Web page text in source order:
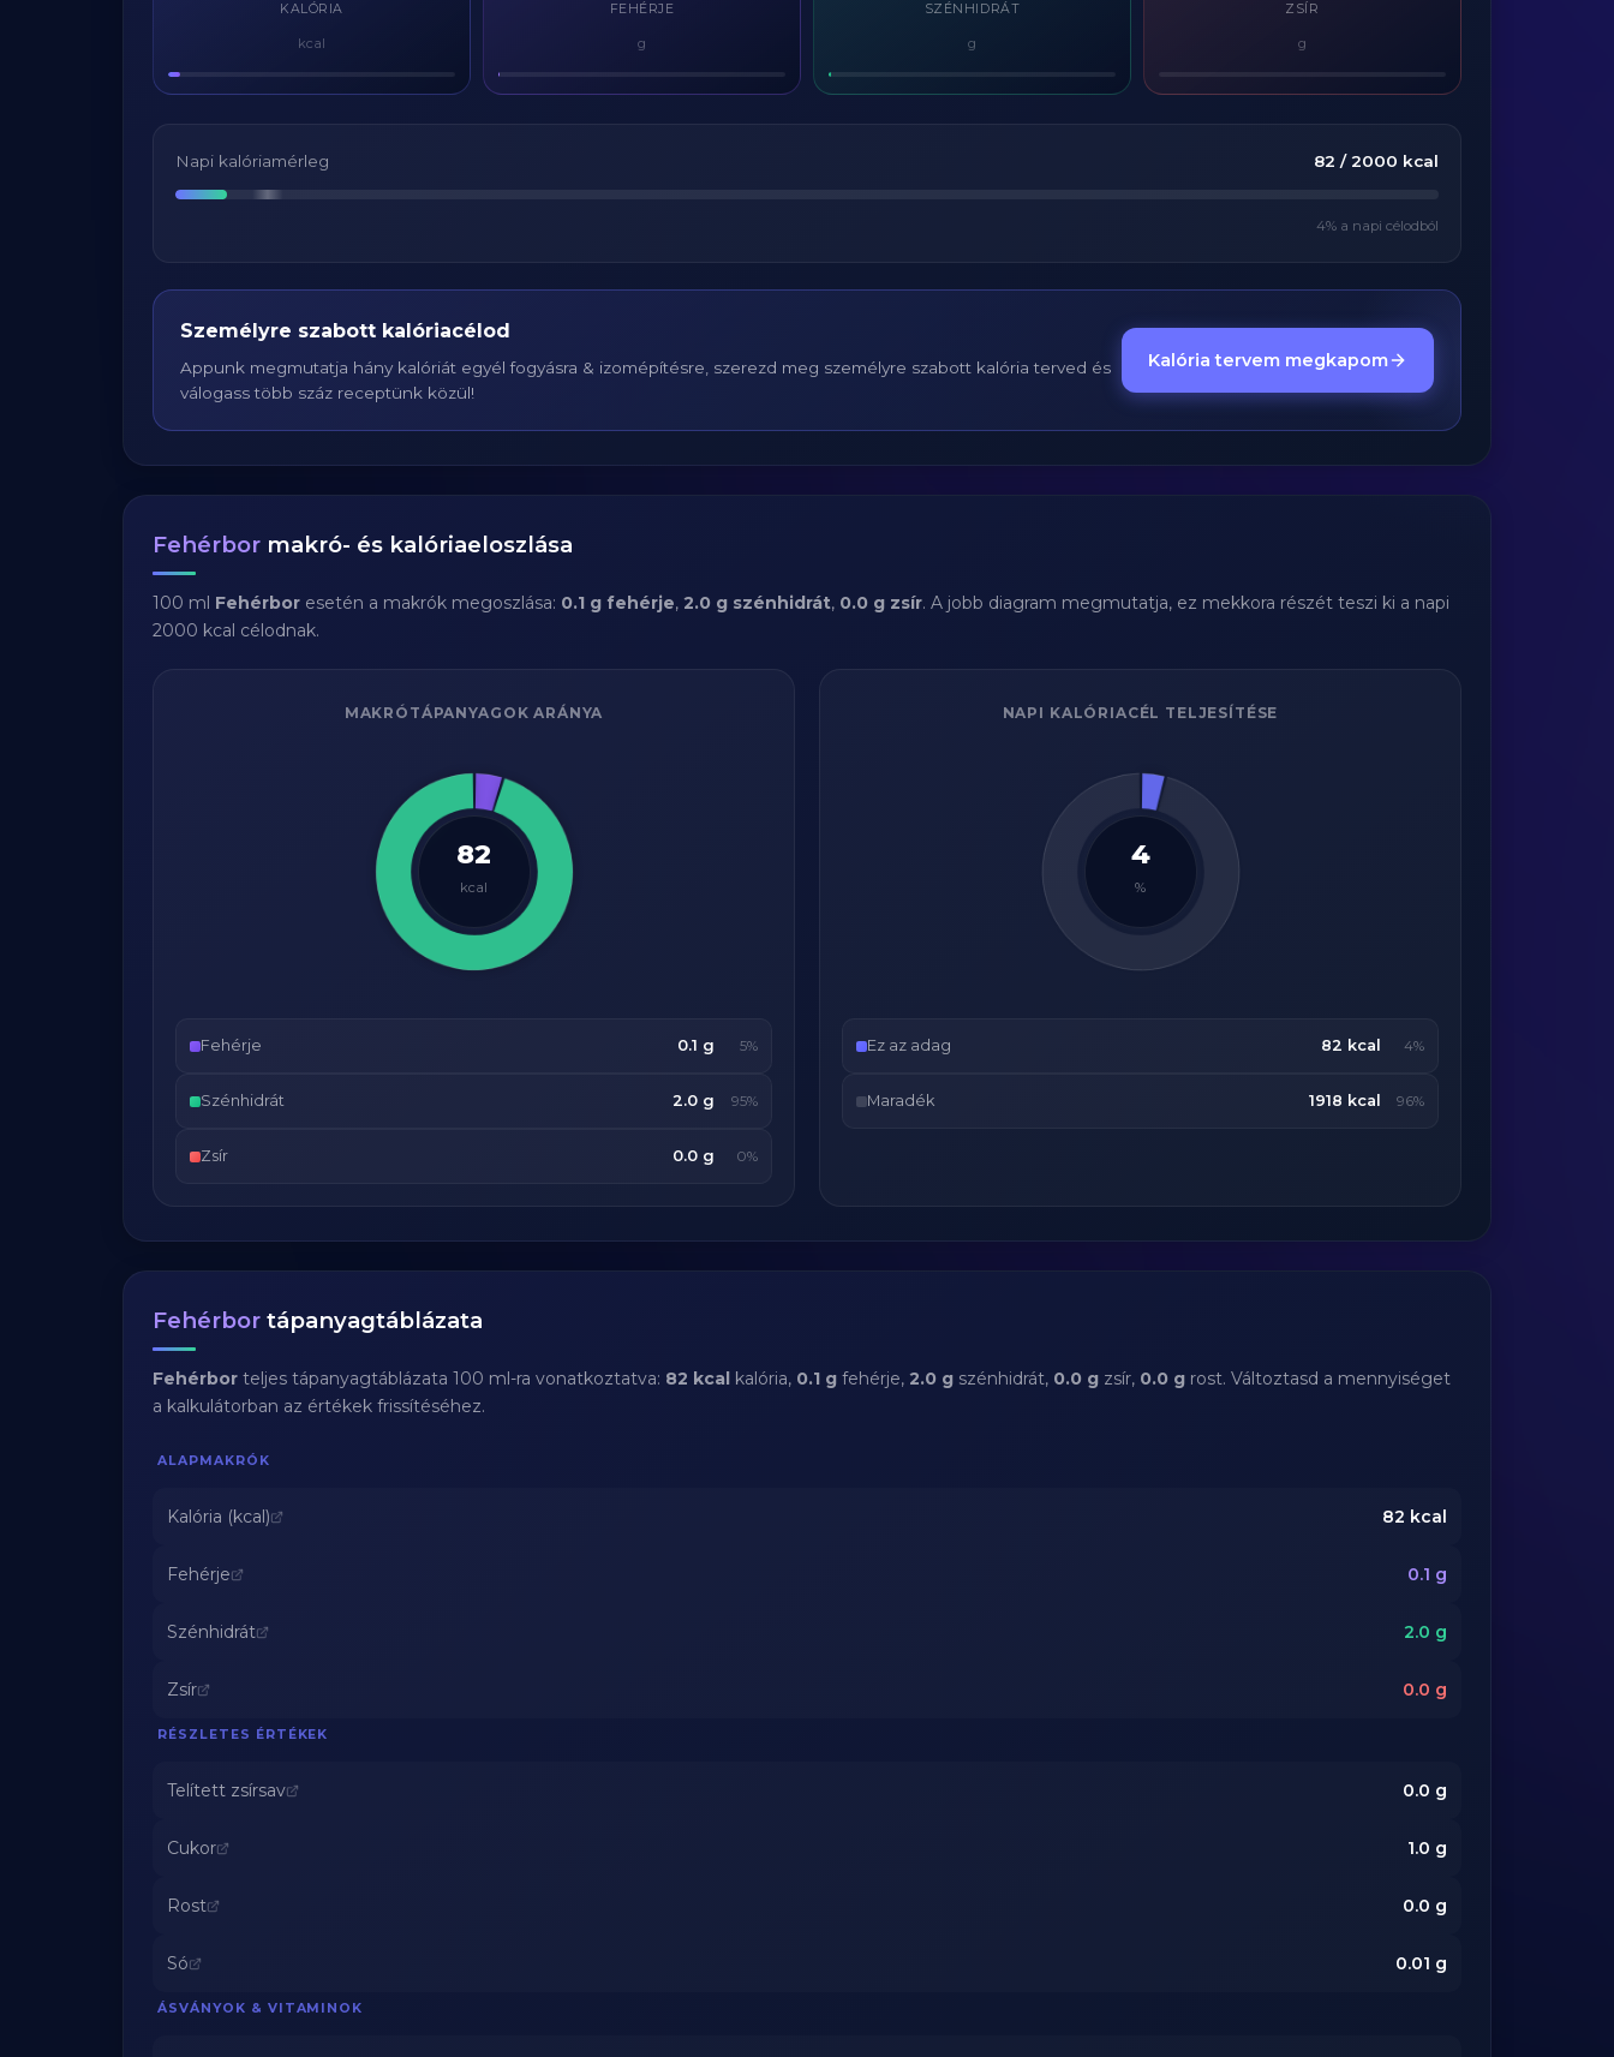
KALÓRIA
kcal
FEHÉRJE
g
SZÉNHIDRÁT
g
ZSÍR
g
Napi kalóriamérleg 82 / 2000 kcal
4% a napi célodból
Személyre szabott kalóriacélod
Appunk megmutatja hány kalóriát egyél fogyásra & izomépítésre, szerezd meg személyre szabott kalória terved és
válogass több száz receptünk közül!
Kalória tervem megkapom
Fehérbor makró- és kalóriaeloszlása
100 ml Fehérbor esetén a makrók megoszlása: 0.1 g fehérje, 2.0 g szénhidrát, 0.0 g zsír. A jobb diagram megmutatja, ez mekkora részét teszi ki a napi
2000 kcal célodnak.
MAKRÓTÁPANYAGOK ARÁNYA
82
kcal
Fehérje 0.1 g 5%
Szénhidrát 2.0 g 95%
Zsír 0.0 g 0%
NAPI KALÓRIACÉL TELJESÍTÉSE
4
%
Ez az adag 82 kcal 4%
Maradék 1918 kcal 96%
Fehérbor tápanyagtáblázata
Fehérbor teljes tápanyagtáblázata 100 ml-ra vonatkoztatva: 82 kcal kalória, 0.1 g fehérje, 2.0 g szénhidrát, 0.0 g zsír, 0.0 g rost. Változtasd a mennyiséget
a kalkulátorban az értékek frissítéséhez.
ALAPMAKRÓK
Kalória (kcal) 82 kcal
Fehérje 0.1 g
Szénhidrát 2.0 g
Zsír 0.0 g
RÉSZLETES ÉRTÉKEK
Telített zsírsav 0.0 g
Cukor 1.0 g
Rost 0.0 g
Só 0.01 g
ÁSVÁNYOK & VITAMINOK